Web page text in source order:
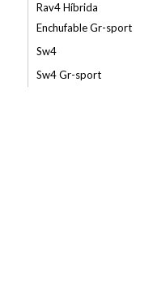
Rav4 Híbrida
Enchufable Gr-sport
Sw4
Sw4 Gr-sport